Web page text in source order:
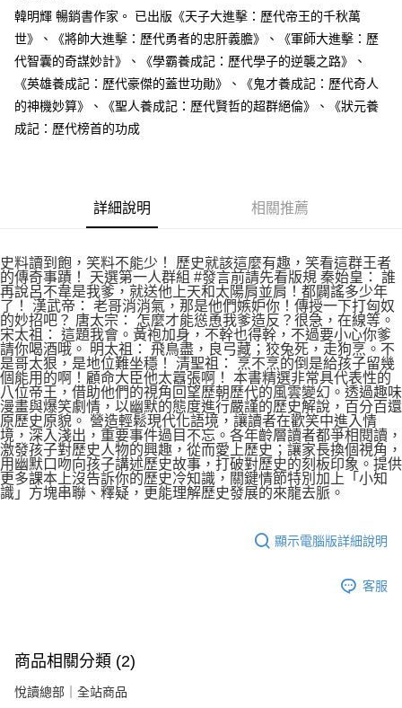
宅配
每筆NT$100，滿NT$499(含以上)免運費
韓明輝 暢銷書作家。 已出版《天子大進擊：歷代帝王的千秋萬
世》、《將帥大進擊：歷代勇者的忠肝義膽》、《軍師大進擊：歷
代智囊的奇謀妙計》、《學霸養成記：歷代學子的逆襲之路》、
《英雄養成記：歷代豪傑的蓋世功勛》、《鬼才養成記：歷代奇人
的神機妙算》、《聖人養成記：歷代賢哲的超群絕倫》、《狀元養
成記：歷代榜首的功成
詳細說明 相關推薦
史料讀到飽，笑料不能少！ 歷史就該這麼有趣，笑看這群王者
的傳奇事蹟！ 天選第一人群組 #發言前請先看版規 秦始皇： 誰
再說呂不韋是我爹，就送他上天和太陽肩並肩！都闢謠多少年
了！ 漢武帝： 老哥消消氣，那是他們嫉妒你！傳授一下打匈奴
的妙招吧？ 唐太宗： 怎麼才能慫恿我爹造反？很急，在線等。
宋太祖： 這題我會。黃袍加身，不幹也得幹，不過要小心你爹
請你喝酒哦。 明太祖： 飛鳥盡，良弓藏；狡兔死，走狗烹。不
是哥太狠，是地位難坐穩！ 清聖祖： 烹不烹的倒是給孩子留幾
個能用的啊！顧命大臣他太囂張啊！ 本書精選非常具代表性的
八位帝王，借助他們的視角回望歷朝歷代的風雲變幻。透過趣味
漫畫與爆笑劇情，以幽默的態度進行嚴謹的歷史解說，百分百還
原歷史原貌。 營造輕鬆現代化語境，讓讀者在歡笑中進入情
境，深入淺出，重要事件過目不忘。各年齡層讀者都爭相閱讀，
激發孩子對歷史人物的興趣，從而愛上歷史；讓家長換個視角，
用幽默口吻向孩子講述歷史故事，打破對歷史的刻板印象。提供
更多課本上沒告訴你的歷史冷知識，關鍵情節特別加上「小知
識」方塊串聯、釋疑，更能理解歷史發展的來龍去脈。
顯示電腦版詳細說明
客服
商品相關分類 (2)
悅讀總部｜全站商品